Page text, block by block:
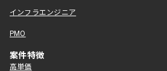
インフラエンジニア
PMO
案件特徴
高単価